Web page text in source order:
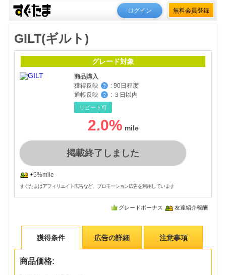
ログイン 無料会員登録
GILT(ギルト)
グレード対象
商品購入
獲得反映
？ : 90日程度
通帳反映
？ : ３日以内
リピート可
2.0%
掲載終了しました
+5%mile
すぐたまはアフィリエイト広告など、プロモーション広告を利用しています
グレードボーナス 友達紹介報酬
獲得条件 広告の詳細 注意事項
商品価格: